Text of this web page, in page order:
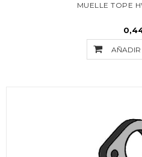
MUELLE TOPE
AÑADIR